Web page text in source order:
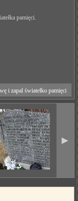
pamięci.
i zapal światełko pamięci
►